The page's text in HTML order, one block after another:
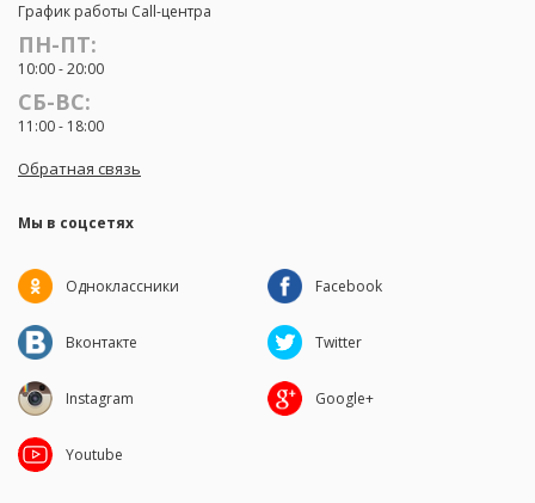
График работы Call-центра
ПН-ПТ:
10:00 - 20:00
СБ-ВС:
11:00 - 18:00
Обратная связь
Мы в соцсетях
Одноклассники Facebook
Вконтакте Twitter
Instagram Google+
Youtube